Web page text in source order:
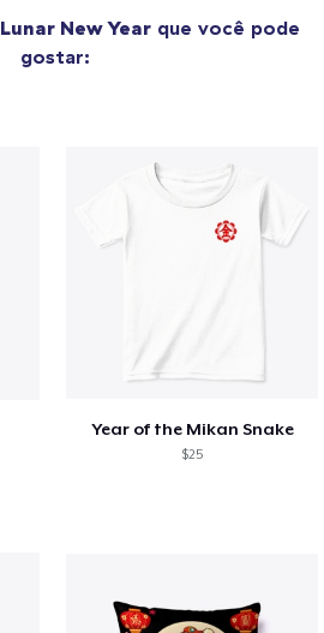
Lunar New Yearque você pode
gostar:
Year of the Mikan Snake
$25